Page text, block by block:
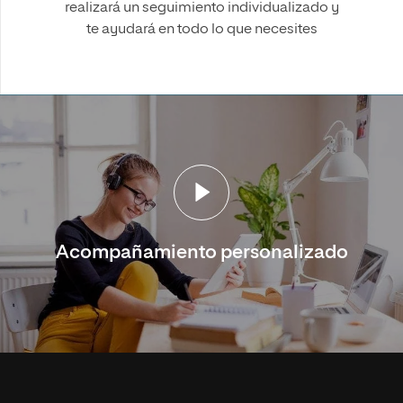
realizará un seguimiento individualizado y
te ayudará en todo lo que necesites
Acompañamiento personalizado